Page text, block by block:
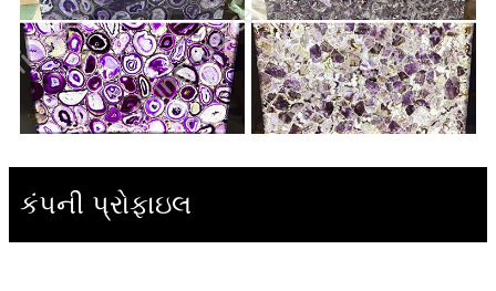
કંપની પ્રોફાઇલ